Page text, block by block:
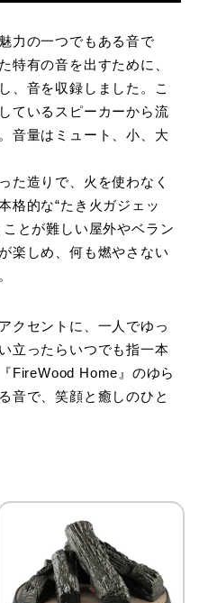
力の一つでもある音で
特有の音を出すために、
、音を収録しました。こ
ているスピーカーから流
音量はミュート、小、大
た造りで、火を使わなく
格的な“たき火ガジェッ
ことが難しい屋外やベラン
楽しめ、何も燃やさない
クセントに、一人でゆっ
立ったらいつでも指一本
FireWood Home』のゆら
音で、笑顔と癒しのひと